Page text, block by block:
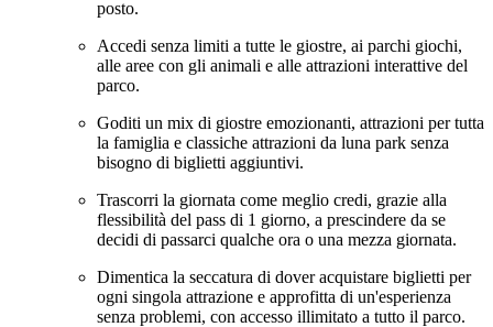
posto.
Accedi senza limiti a tutte le giostre, ai parchi giochi,
alle aree con gli animali e alle attrazioni interattive del
parco.
Goditi un mix di giostre emozionanti, attrazioni per tutta
la famiglia e classiche attrazioni da luna park senza
bisogno di biglietti aggiuntivi.
Trascorri la giornata come meglio credi, grazie alla
flessibilità del pass di 1 giorno, a prescindere da se
decidi di passarci qualche ora o una mezza giornata.
Dimentica la seccatura di dover acquistare biglietti per
ogni singola attrazione e approfitta di un'esperienza
senza problemi, con accesso illimitato a tutto il parco.